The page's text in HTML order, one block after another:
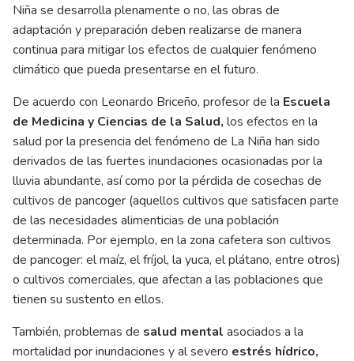
Niña se desarrolla plenamente o no, las obras de
adaptación y preparación deben realizarse de manera
continua para mitigar los efectos de cualquier fenómeno
climático que pueda presentarse en el futuro.
De acuerdo con Leonardo Briceño, profesor de la Escuela
de Medicina y Ciencias de la Salud, los efectos en la
salud por la presencia del fenómeno de La Niña han sido
derivados de las fuertes inundaciones ocasionadas por la
lluvia abundante, así como por la pérdida de cosechas de
cultivos de pancoger (aquellos cultivos que satisfacen parte
de las necesidades alimenticias de una población
determinada. Por ejemplo, en la zona cafetera son cultivos
de pancoger: el maíz, el fríjol, la yuca, el plátano, entre otros)
o cultivos comerciales, que afectan a las poblaciones que
tienen su sustento en ellos.
También, problemas de salud mental asociados a la
mortalidad por inundaciones y al severo estrés hídrico,